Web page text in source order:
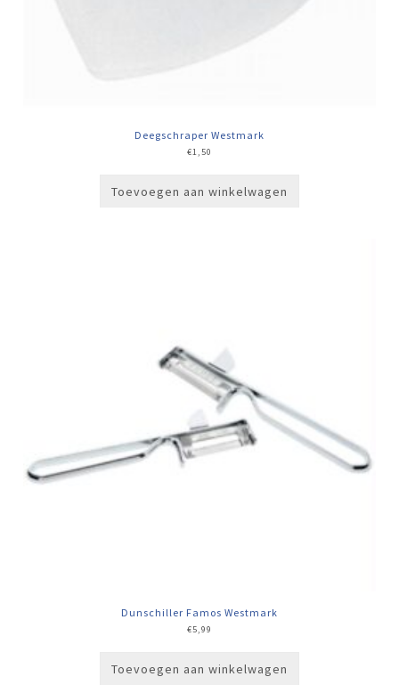
Deegschraper Westmark
€1,50
Toevoegen aan winkelwagen
Dunschiller Famos Westmark
€5,99
Toevoegen aan winkelwagen